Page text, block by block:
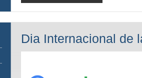
Dia Internacional de